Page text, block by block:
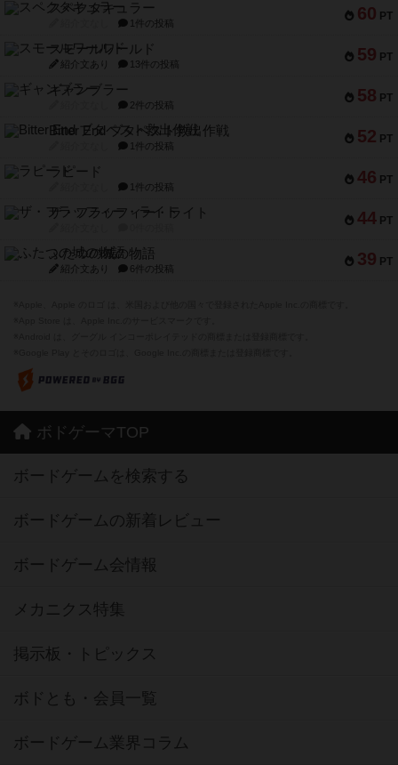
60 PT
スペクタキュラー
1件の投稿
59 PT
スモールワールド
紹介文あり 13件の投稿
58 PT
ギャンブラー
2件の投稿
52 PT
Bitter End ブタペスト救出作戦
1件の投稿
46 PT
ラピード
1件の投稿
44 PT
ザ・フラッフィー・ライト
39 PT
ふたつの城の物語
紹介文あり 6件の投稿
ボドゲーマTOP
ボードゲームを検索する
ボードゲームの新着レビュー
ボードゲーム会情報
メカニクス特集
掲示板・トピックス
ボドとも・会員一覧
ボードゲーム業界コラム